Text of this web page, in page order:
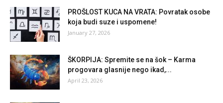
PROŠLOST KUCA NA VRATA: Povratak osobe
koja budi suze i uspomene!
January 27, 2026
ŠKORPIJA: Spremite se na šok – Karma
progovara glasnije nego ikad,...
April 23, 2026